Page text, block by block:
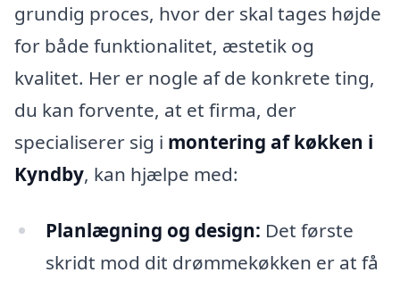
grundig proces, hvor der skal tages højde
for både funktionalitet, æstetik og
kvalitet. Her er nogle af de konkrete ting,
du kan forvente, at et firma, der
specialiserer sig i montering af køkken i
Kyndby, kan hjælpe med:
Planlægning og design: Det første
skridt mod dit drømmekøkken er at få